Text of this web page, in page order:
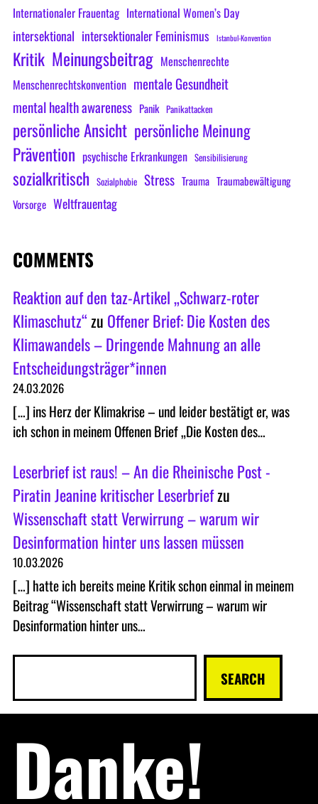
Internationaler Frauentag International Women’s Day
intersektional intersektionaler Feminismus Istanbul-Konvention
Kritik Meinungsbeitrag Menschenrechte
Menschenrechtskonvention mentale Gesundheit
mental health awareness Panik Panikattacken
persönliche Ansicht persönliche Meinung
Prävention psychische Erkrankungen Sensibilisierung
sozialkritisch Sozialphobie Stress Trauma Traumabewältigung
Vorsorge Weltfrauentag
COMMENTS
Reaktion auf den taz-Artikel „Schwarz-roter
Klimaschutz“zu Offener Brief: Die Kosten des
Klimawandels – Dringende Mahnung an alle
Entscheidungsträger*innen
24.03.2026
[…] ins Herz der Klimakrise – und leider bestätigt er, was
ich schon in meinem Offenen Brief „Die Kosten des…
Leserbrief ist raus! – An die Rheinische Post -
Piratin Jeanine kritischer Leserbriefzu
Wissenschaft statt Verwirrung – warum wir
Desinformation hinter uns lassen müssen
10.03.2026
[…] hatte ich bereits meine Kritik schon einmal in meinem
Beitrag “Wissenschaft statt Verwirrung – warum wir
Desinformation hinter uns…
c
SEARCH
Danke!